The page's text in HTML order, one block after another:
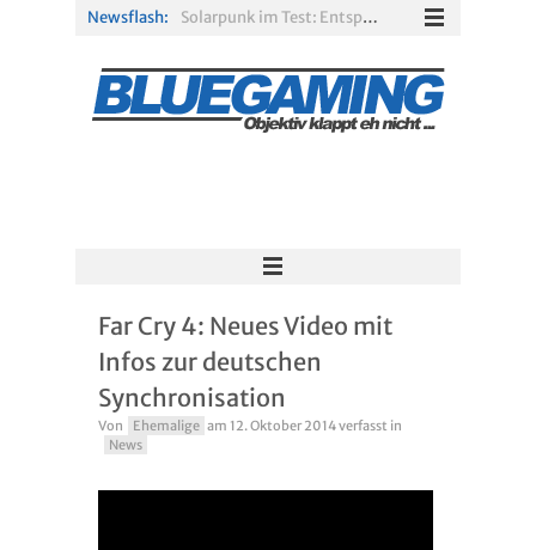
Newsflash:
Solarpunk im Test: Entspannter Aufbau über den Wolken
PS Plus Extra und Premium: Erste Abgänge für August 2026 bestätigt
Gamescom 2026: Sony fehlt zum siebten Mal in Folge
R.E.P.O. im Test: Chaos, Koop und viel Spannung
Far Cry 4: Neues Video mit
Infos zur deutschen
Synchronisation
Von Ehemalige am 12. Oktober 2014verfasst in
News